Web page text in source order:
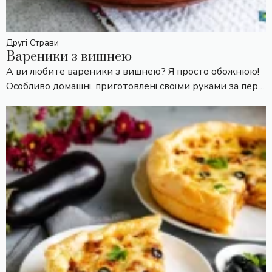
Другі Страви
Вареники з вишнею
А ви любите вареники з вишнею? Я просто обожнюю!
Особливо домашні, приготовлені своїми руками за пер…